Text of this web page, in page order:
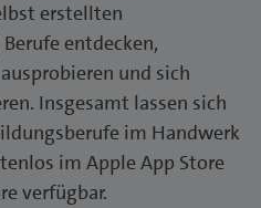
erstellten
entdecken,
und sich
Insgesamt lassen sich
im Handwerk
im Apple App Store
verfügbar.